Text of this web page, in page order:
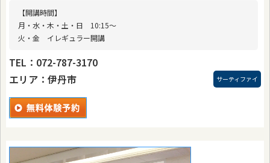
【開講時間】
月・水・木・土・日 10:15〜
火・金 イレギュラー開講
TEL：072-787-3170
エリア：伊丹市
サーティファイ